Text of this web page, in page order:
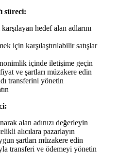
süreci:
hedef alan adlarını
için karşılaştırılabilir satışlar
içinde iletişime geçin
ve şartları müzakere edin
transferini yönetin
alan adınızı değerleyin
alıcılara pazarlayın
şartları müzakere edin
transferi ve ödemeyi yönetin